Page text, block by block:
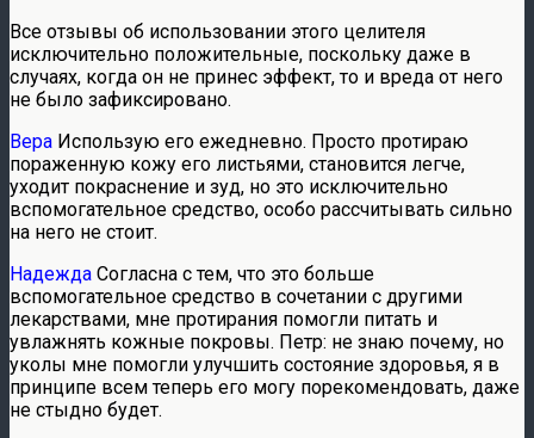
Все отзывы об использовании этого целителя
исключительно положительные, поскольку даже в
случаях, когда он не принес эффект, то и вреда от него
не было зафиксировано.
Вера Использую его ежедневно. Просто протираю
пораженную кожу его листьями, становится легче,
уходит покраснение и зуд, но это исключительно
вспомогательное средство, особо рассчитывать сильно
на него не стоит.
Надежда Согласна с тем, что это больше
вспомогательное средство в сочетании с другими
лекарствами, мне протирания помогли питать и
увлажнять кожные покровы. Петр: не знаю почему, но
уколы мне помогли улучшить состояние здоровья, я в
принципе всем теперь его могу порекомендовать, даже
не стыдно будет.